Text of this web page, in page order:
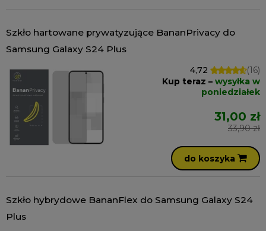
Szkło hartowane prywatyzujące BananPrivacy do
Samsung Galaxy S24 Plus
4,72
(16)
Kup teraz – wysyłka w
poniedziałek
31,00 zł
33,90 zł
do koszyka
Szkło hybrydowe BananFlex do Samsung Galaxy S24
Plus